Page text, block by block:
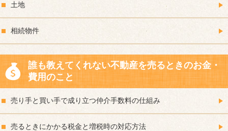
土地
相続物件
誰も教えてくれない不動産を売るときのお金・
費用のこと
売り手と買い手で成り立つ仲介手数料の仕組み
売るときにかかる税金と増税時の対応方法